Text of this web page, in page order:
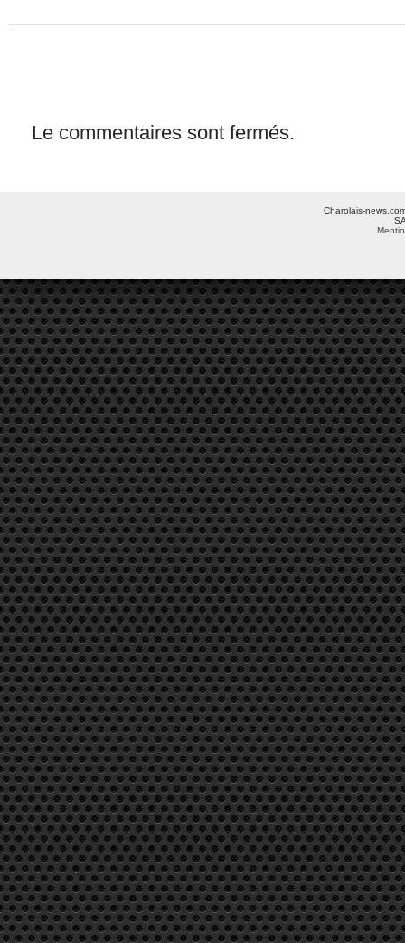
Le commentaires sont fermés.
Charolais-